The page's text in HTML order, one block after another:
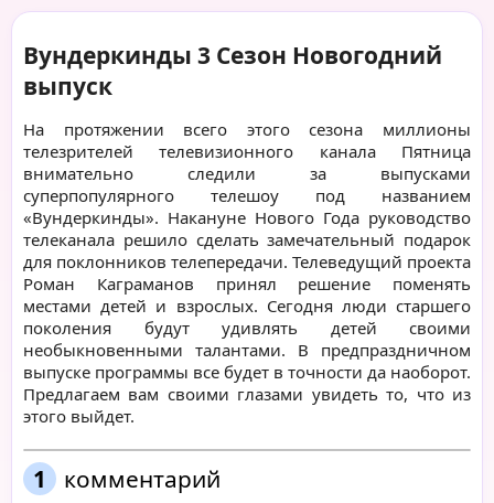
Вундеркинды 3 Сезон Новогодний
выпуск
На протяжении всего этого сезона миллионы
телезрителей телевизионного канала Пятница
внимательно следили за выпусками
суперпопулярного телешоу под названием
«Вундеркинды». Накануне Нового Года руководство
телеканала решило сделать замечательный подарок
для поклонников телепередачи. Телеведущий проекта
Роман Каграманов принял решение поменять
местами детей и взрослых. Сегодня люди старшего
поколения будут удивлять детей своими
необыкновенными талантами. В предпраздничном
выпуске программы все будет в точности да наоборот.
Предлагаем вам своими глазами увидеть то, что из
этого выйдет.
1 комментарий